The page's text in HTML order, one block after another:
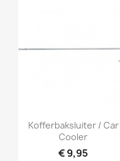
Snel bekijken
Kofferbaksluiter / Car
Cooler
€ 9,95